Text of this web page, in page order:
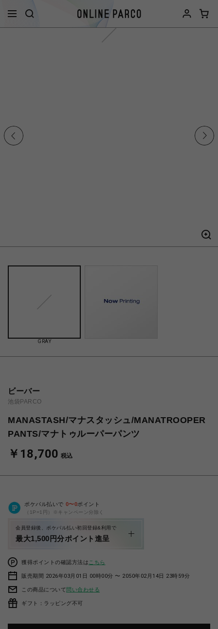
GRAY
ビーバー
池袋PARCO
MANASTASH/マナスタッシュ/MANATROOPER
PANTS/マナトゥルーパーパンツ
￥18,700 税込
ポケパル払いで 0〜0ポイント
（1P=1円）※キャンペーン分除く
会員登録後、ポケパル払い初回登録&利用で
最大1,500円分ポイント進呈
獲得ポイントの確認方法は こちら
販売期間 2026年03月01日 00時00分 〜 2050年02月14日 23時59分
この商品について問い合わせる
ギフト：ラッピング不可